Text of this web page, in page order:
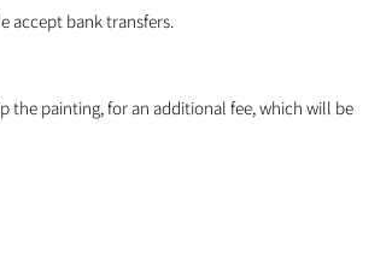
accept bank transfers.
the painting, for an additional fee, which will be